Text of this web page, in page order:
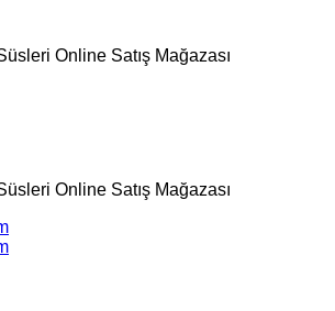
Online Satış Mağazası
Online Satış Mağazası